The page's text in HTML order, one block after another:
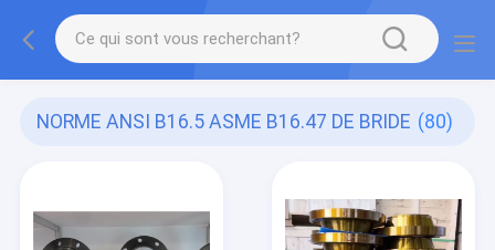
NORME ANSI B16.5 ASME B16.47 DE BRIDE (80)